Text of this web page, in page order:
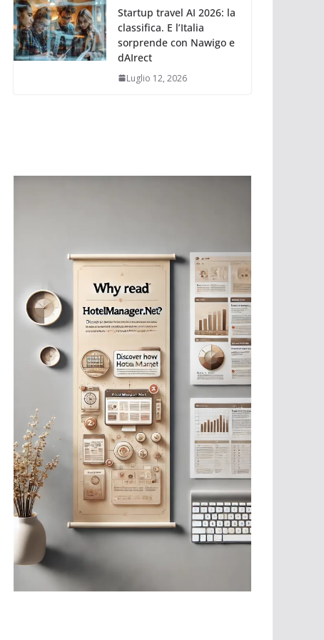
Startup travel AI 2026: la
classifica. E l’Italia
sorprende con Nawigo e
dAIrect
Luglio 12, 2026